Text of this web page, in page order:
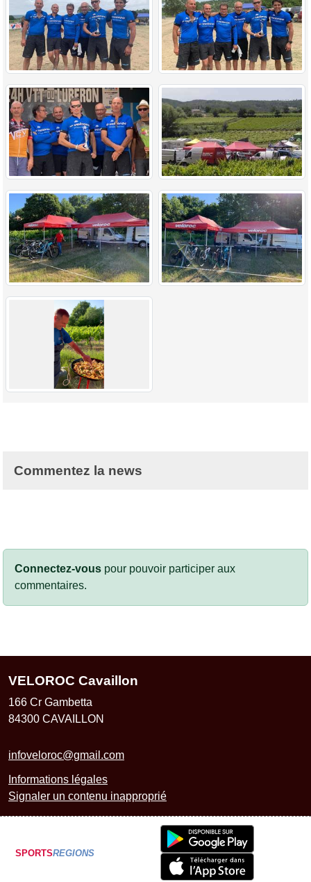
Commentez la news
Connectez-vous pour pouvoir participer aux
commentaires.
VELOROC Cavaillon
166 Cr Gambetta
84300 CAVAILLON
infoveloroc@gmail.com
Informations légales
Signaler un contenu inapproprié
SPORTSREGIONS